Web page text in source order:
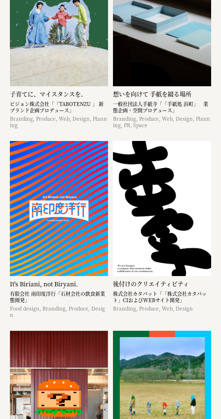
子育てに、マイスタンスを。
ピジョン株式会社「「TABOTENZU 」 新
ブランド企画プロデュース」
Branding, Produce, Web, Design, Plann
ing
想いを向けて 手紙を綴る場所
一般社団法人手紙寺「「手紙処 浜町」 業
態企画・空間プロデュース」
Branding, Produce, Web, Design, Plann
ing, PR, Space
It's Biriani, not Biryani.
有限会社 南印度洋行「石材会社の飲食新業
態開発」
Food design, Branding, Produce, Desig
n
後付けのクリエイティビティ
株式会社カタパット「「株式会社カタパッ
ト」CIおよびWEBサイト開発」
Branding, Produce, Web, Design